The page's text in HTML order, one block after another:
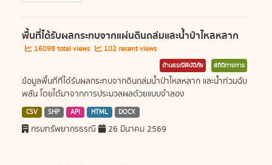
พื้นที่ได้รับผลกระทบจากแผ่นดินถล่มและน้ำป่าไหลหลาก
16098 total views 102 recent views
ด้านธรณีพิบัติภัย สถิติทางการ
ข้อมูลพื้นที่ที่ได้รับผลกระทบจากดินถล่มน้ำป่าไหลหลาก และน้ำท่วมฉับ
พลัน โดยได้มาจากการประมวลผลด้วยแบบจำลอง
CSV SHP API HTML DOCX
กรมทรัพยากรธรณี 26 มีนาคม 2569